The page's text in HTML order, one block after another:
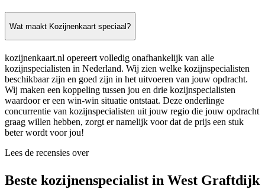
Wat maakt Kozijnenkaart speciaal?
kozijnenkaart.nl opereert volledig onafhankelijk van alle
kozijnspecialisten in Nederland. Wij zien welke kozijnspecialisten
beschikbaar zijn en goed zijn in het uitvoeren van jouw opdracht.
Wij maken een koppeling tussen jou en drie kozijnspecialisten
waardoor er een win-win situatie ontstaat. Deze onderlinge
concurrentie van kozijnspecialisten uit jouw regio die jouw opdracht
graag willen hebben, zorgt er namelijk voor dat de prijs een stuk
beter wordt voor jou!
Lees de recensies over
Beste kozijnenspecialist in West Graftdijk